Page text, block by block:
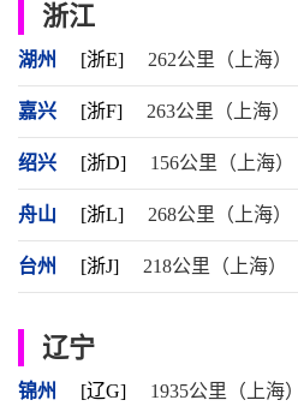
浙江
湖州 [浙E] 262公里（上海）
嘉兴 [浙F] 263公里（上海）
绍兴 [浙D] 156公里（上海）
舟山 [浙L] 268公里（上海）
台州 [浙J] 218公里（上海）
辽宁
锦州 [辽G] 1935公里（上海）